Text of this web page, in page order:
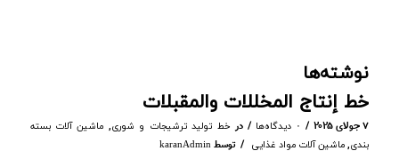
نوشته‌ها
خط إنتاج المخللات والمقبلات
۷ جولای ۲۰۲۵ / ۰ دیدگاه‌ها / در خط تولید ترشیجات و شوری, ماشین آلات بسته
بندی, ماشین آلات مواد غذایی / توسط karanAdmin